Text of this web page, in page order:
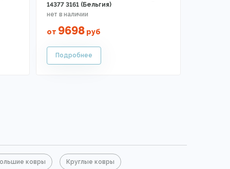
14377 3161 (Бельгия)
от 9698руб
ковры Круглые ковры